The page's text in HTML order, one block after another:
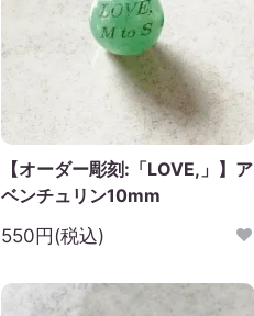
【オーダー彫刻:「LOVE,」】ア
ベンチュリン10mm
550円(税込)